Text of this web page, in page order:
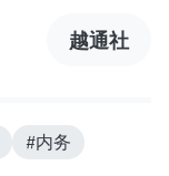
越通社
#内务